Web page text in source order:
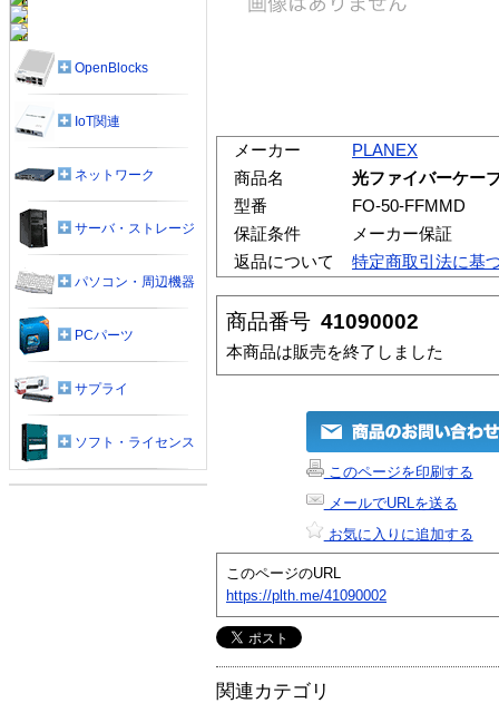
メーカー
PLANEX
商品名
光ファイバーケー
型番
FO-50-FFMMD
保証条件
メーカー保証
返品について
特定商取引法に基
商品番号 41090002
本商品は販売を終了しました
このページを印刷する
メールでURLを送る
お気に入りに追加する
このページのURL
https://plth.me/41090002
関連カテゴリ
OpenBlocks
IoT関連
ネットワーク
サーバ・ストレージ
パソコン・周辺機器
PCパーツ
サプライ
ソフト・ライセンス